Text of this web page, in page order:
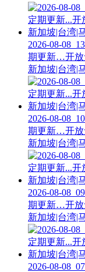
2026-08-
期更新…开放
新加坡|台湾|
2026-08-
期更新…开放
新加坡|台湾|
2026-08-
期更新…开放
新加坡|台湾|
2026-08-